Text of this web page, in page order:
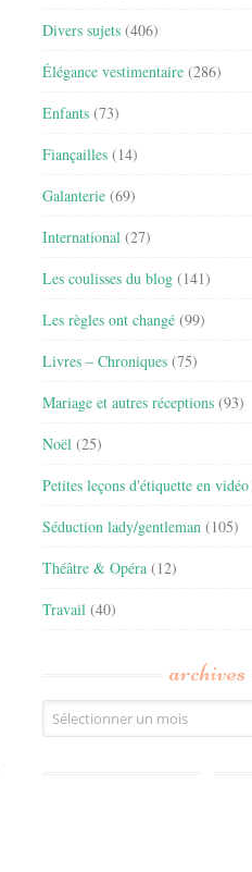
Divers sujets (406)
Élégance vestimentaire (286)
Enfants (73)
Fiançailles (14)
Galanterie (69)
International (27)
Les coulisses du blog (141)
Les règles ont changé (99)
Livres – Chroniques (75)
Mariage et autres réceptions (93)
Noël (25)
Petites leçons d'étiquette en vidéo
Séduction lady/gentleman (105)
Théâtre & Opéra (12)
Travail (40)
archives
Archives